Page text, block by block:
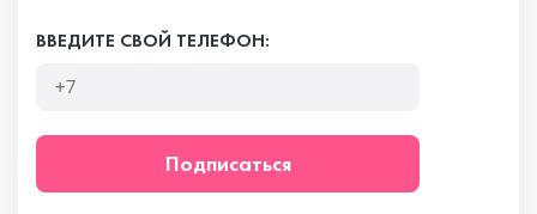
ВВЕДИТЕ СВОЙ ТЕЛЕФОН:
Подписаться